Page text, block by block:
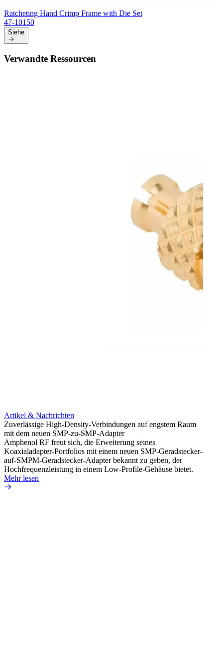
Ratcheting Hand Crimp Frame with Die Set
47-10150
Siehe
Verwandte Ressourcen
Artikel & Nachrichten
Zuverlässige High-Density-Verbindungen auf engstem Raum
mit dem neuen SMP-zu-SMP-Adapter
Amphenol RF freut sich, die Erweiterung seines
Koaxialadapter-Portfolios mit einem neuen SMP-Geradstecker-
auf-SMPM-Geradstecker-Adapter bekannt zu geben, der
Hochfrequenzleistung in einem Low-Profile-Gehäuse bietet.
Mehr lesen